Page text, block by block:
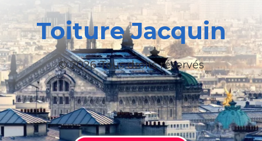
Toiture Jacquin
© 2026 Tous droits réservés